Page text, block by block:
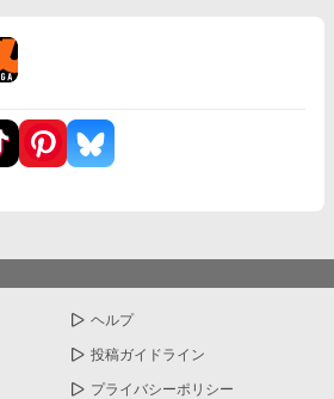
ヘルプ
投稿ガイドライン
プライバシーポリシー